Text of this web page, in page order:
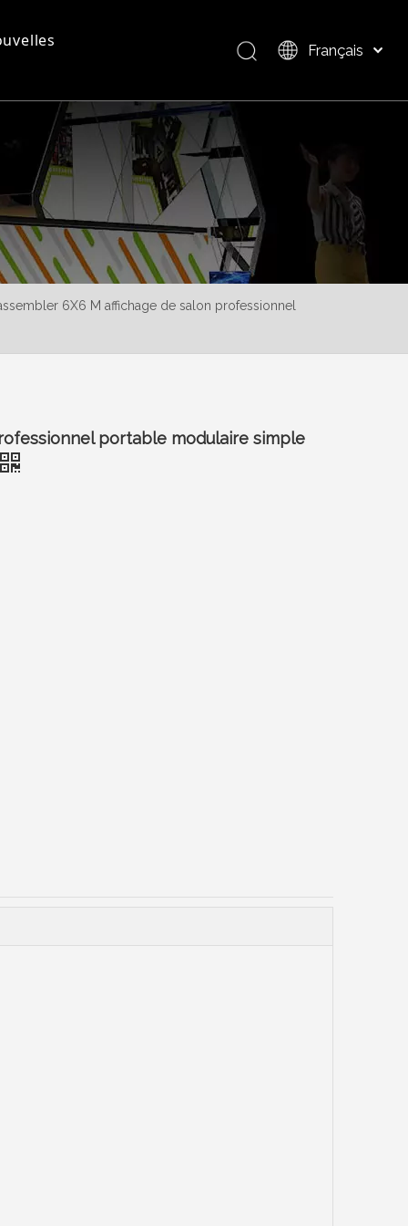
questions - réponses
Présentation du produit
Français
العربية
日本語
Pусский
Nederlands
Português
Español
简体中文
6X6 M affichage de salon professionnel
portable modulaire simple